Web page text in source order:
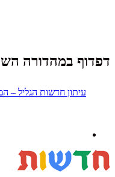
דפדוף במהדורה
עיתון חדשות הגליל –